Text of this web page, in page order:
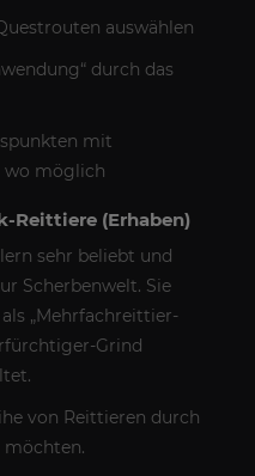
auswählen
durch das
mit
wo möglich
Reittiere (Erhaben)
sehr beliebt und
Scherbenwelt. Sie
„Mehrfachreittier-
Grind
von Reittieren durch
möchten.